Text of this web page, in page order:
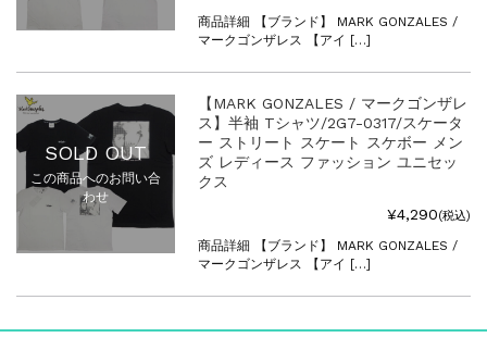
商品詳細 【ブランド】 MARK GONZALES /
マークゴンザレス 【アイ […]
SOLD OUT
この商品へのお問い合
わせ
【MARK GONZALES / マークゴンザレ
ス】半袖 Tシャツ/2G7-0317/スケータ
ー ストリート スケート スケボー メン
ズ レディース ファッション ユニセッ
クス
¥4,290(税込)
商品詳細 【ブランド】 MARK GONZALES /
マークゴンザレス 【アイ […]